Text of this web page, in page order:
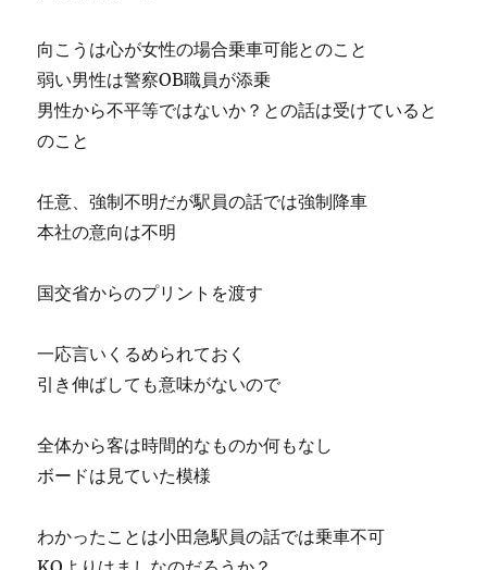
向こうは心が女性の場合乗車可能とのこと
弱い男性は警察OB職員が添乗
男性から不平等ではないか？との話は受けていると
のこと
任意、強制不明だが駅員の話では強制降車
本社の意向は不明
国交省からのプリントを渡す
一応言いくるめられておく
引き伸ばしても意味がないので
全体から客は時間的なものか何もなし
ボードは見ていた模様
わかったことは小田急駅員の話では乗車不可